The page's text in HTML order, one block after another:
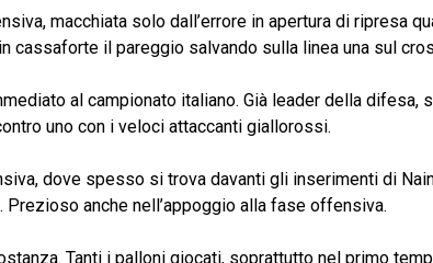
macchiata solo dall’errore in apertura di ripresa
cassaforte il pareggio salvando sulla linea una sul
al campionato italiano. Già leader della difesa,
uno con i veloci attaccanti giallorossi.
dove spesso si trova davanti gli inserimenti di
Prezioso anche nell’appoggio alla fase offensiva.
Tanti i palloni giocati, soprattutto nel primo